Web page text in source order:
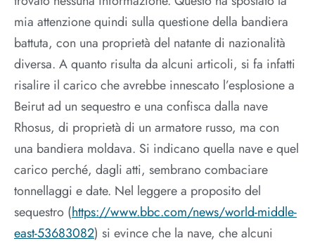
mia attenzione quindi sulla questione della bandiera
battuta, con una proprietà del natante di nazionalità
diversa. A quanto risulta da alcuni articoli, si fa infatti
risalire il carico che avrebbe innescato l’esplosione a
Beirut ad un sequestro e una confisca dalla nave
Rhosus, di proprietà di un armatore russo, ma con
una bandiera moldava. Si indicano quella nave e quel
carico perché, dagli atti, sembrano combaciare
tonnellaggi e date. Nel leggere a proposito del
sequestro (https://www.bbc.com/news/world-middle-
east-53683082) si evince che la nave, che alcuni